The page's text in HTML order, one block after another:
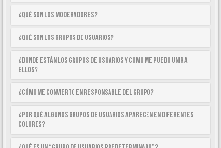
¿Qué son los Moderadores?
¿Qué son los Grupos de Usuarios?
¿Donde están los Grupos de Usuarios y como me puedo unir a
ellos?
¿Cómo me convierto en Responsable del Grupo?
¿Por qué algunos Grupos de Usuarios aparecen en diferentes
colores?